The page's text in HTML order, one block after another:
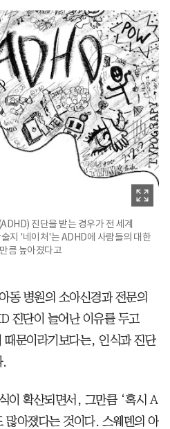
진단을 받는 경우가 전 세계
지 '네이처'는 ADHD에 사람들의 대한
큼 높아졌다고
동 병원의 소아신경과 전문의
진단이 늘어난 이유를 두고
때문이라기보다는, 인식과 진단
.
이 확산되면서, 그만큼 ‘혹시 A
많아졌다는 것이다. 스웨덴의 아